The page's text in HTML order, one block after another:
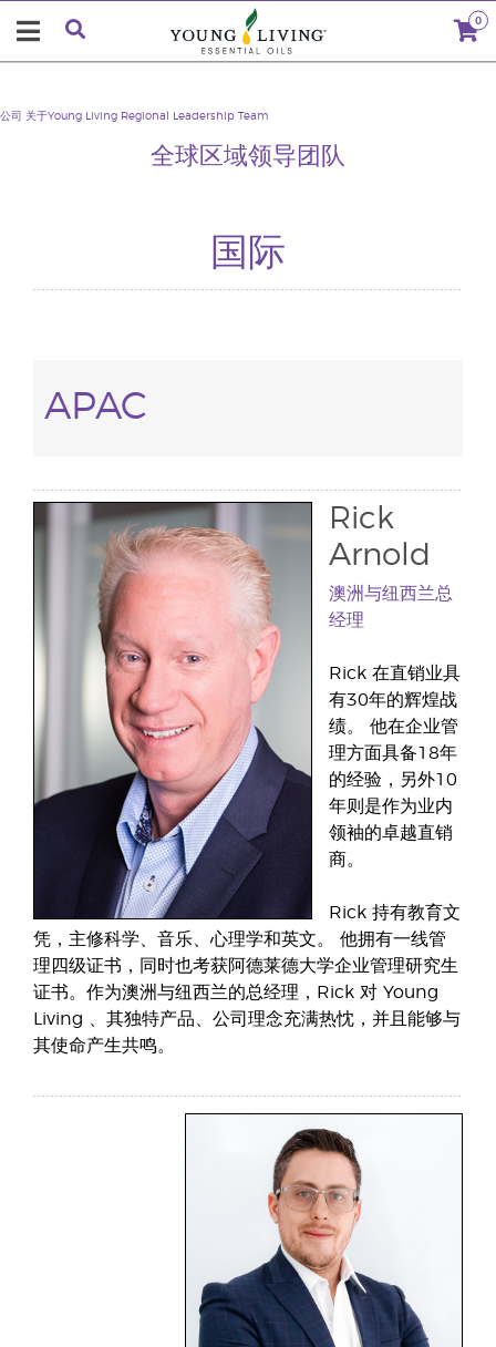
0
全球区域领导团队
公司 关于Young Living Regional Leadership Team
国际
APAC
Rick
Arnold
澳洲与纽西兰总
经理
Rick 在直销业具
有30年的辉煌战
绩。 他在企业管
理方面具备18年
的经验，另外10
年则是作为业内
领袖的卓越直销
商。
Rick 持有教育文
凭，主修科学、音乐、心理学和英文。 他拥有一线管
理四级证书，同时也考获阿德莱德大学企业管理研究生
证书。作为澳洲与纽西兰的总经理，Rick 对 Young
Living 、其独特产品、公司理念充满热忱，并且能够与
其使命产生共鸣。